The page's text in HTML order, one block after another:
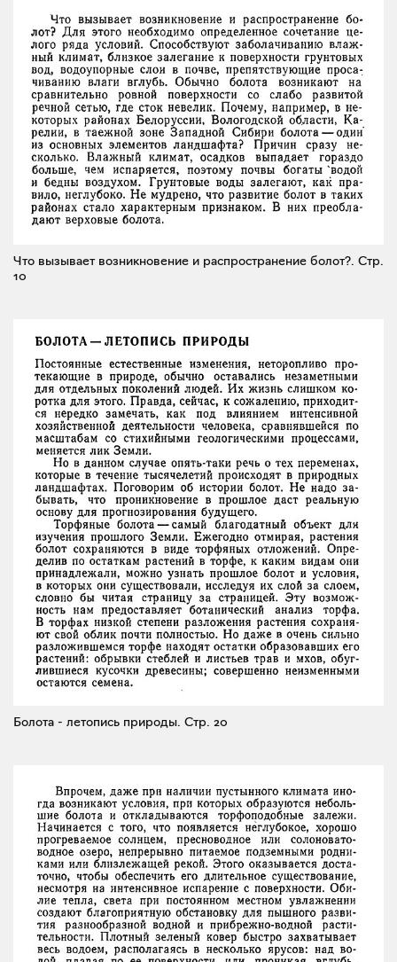
Что вызывает возникновение и распространение болот?. Стр.
10
Болота - летопись природы. Стр. 20